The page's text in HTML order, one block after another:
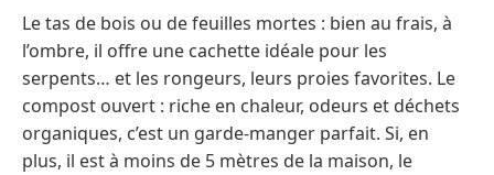
Le tas de bois ou de feuilles mortes : bien au frais, à
l’ombre, il offre une cachette idéale pour les
serpents… et les rongeurs, leurs proies favorites. Le
compost ouvert : riche en chaleur, odeurs et déchets
organiques, c’est un garde-manger parfait. Si, en
plus, il est à moins de 5 mètres de la maison, le